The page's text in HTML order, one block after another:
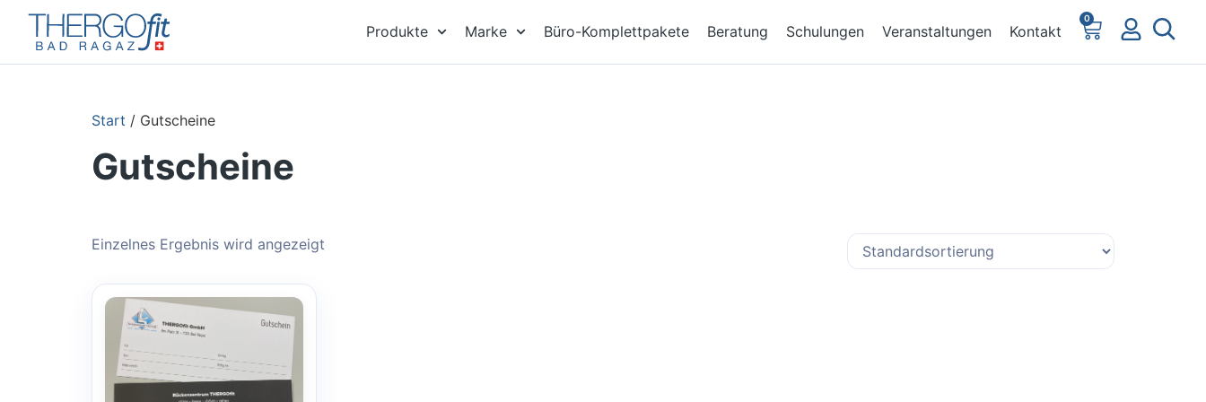
0
Produkte Marke Büro-Komplettpakete Beratung Schulungen Veranstaltungen Kontakt
Start / Gutscheine
Gutscheine
Einzelnes Ergebnis wird angezeigt